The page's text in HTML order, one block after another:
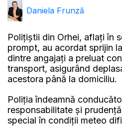
Daniela Frunză
Polițiștii din Orhei, aflați în
prompt, au acordat sprijin
dintre angajați a preluat
transport, asigurând
acestora până la domiciliu.
Poliția îndeamnă
responsabilitate și
special în condiții meteo